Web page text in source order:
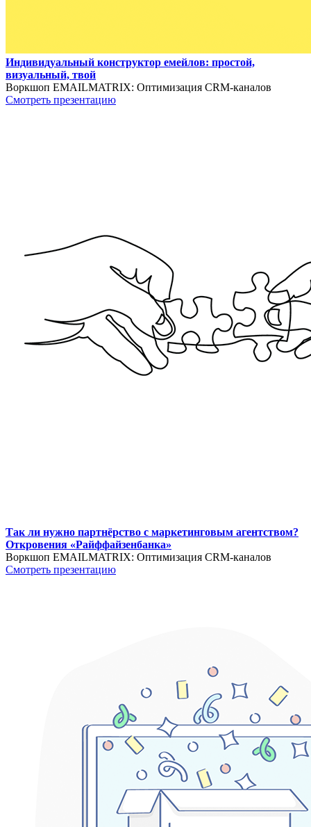
Индивидуальный конструктор емейлов: простой,
визуальный, твой
Воркшоп EMAILMATRIX: Оптимизация CRM-каналов
Смотреть презентацию
Так ли нужно партнёрство с маркетинговым агентством?
Откровения «Райффайзенбанка»
Воркшоп EMAILMATRIX: Оптимизация CRM-каналов
Смотреть презентацию